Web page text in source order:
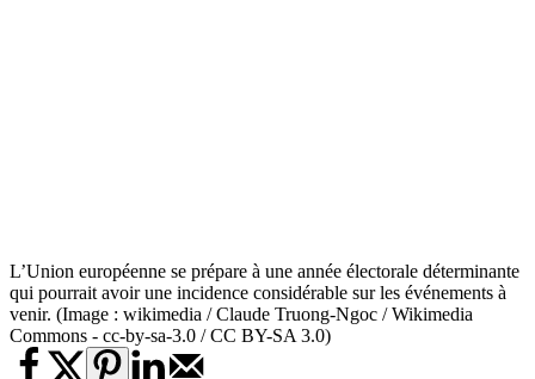
L’Union européenne se prépare à une année électorale déterminante
qui pourrait avoir une incidence considérable sur les événements à
venir. (Image : wikimedia / Claude Truong-Ngoc / Wikimedia
Commons - cc-by-sa-3.0 / CC BY-SA 3.0)